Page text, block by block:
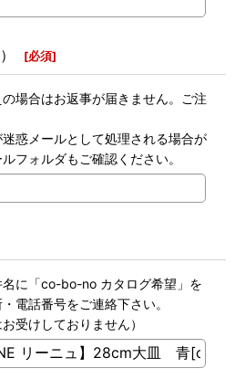
[必須]
場合はお返事が届きません。ご注
惑メールとして処理される場合が
フォルダもご確認ください。
に「co-bo-no カタログ希望」を
電話番号をご連絡下さい。
受けしておりません）